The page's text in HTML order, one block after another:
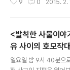
작의 청순 가련했던 여
아날로그한 진솔한 사
2월 9일 방영된 첫 방송
개월의 해외 연수도 모
락하게 된다..
9 0 2015. 2.
<발칙한 사물이
유 사이의 호모작
일요일 밤 9시 40분으